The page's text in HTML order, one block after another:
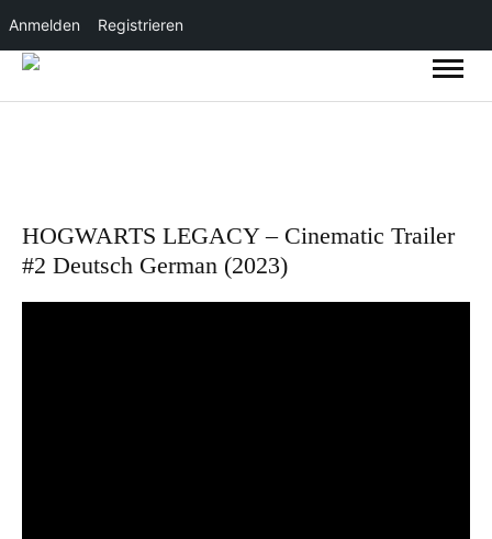
Anmelden Registrieren
HOGWARTS LEGACY – Cinematic Trailer
#2 Deutsch German (2023)